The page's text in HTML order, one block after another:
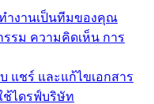
ำงานเป็นทีมของคุณ
รม ความคิดเห็น การ
บ แชร์ และแก้ไขเอกสาร
ช้ไดรฟ์บริษัท